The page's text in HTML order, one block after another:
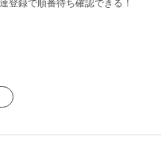
登録で順番待ち確認できる！